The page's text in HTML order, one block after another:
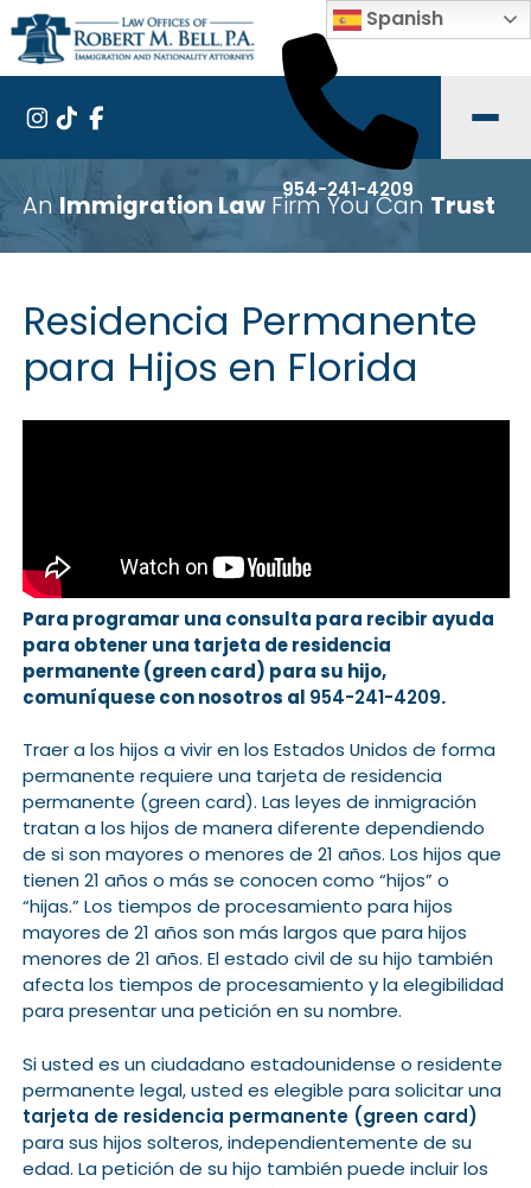
954-241-4209
Spanish
An Immigration LawFirm You Can Trust
Residencia Permanente
para Hijos en Florida
Para programar una consulta para recibir ayuda
para obtener una tarjeta de residencia
permanente (green card) para su hijo,
comuníquese con nosotros al 954-241-4209.
Traer a los hijos a vivir en los Estados Unidos de forma
permanente requiere una tarjeta de residencia
permanente (green card). Las leyes de inmigración
tratan a los hijos de manera diferente dependiendo
de si son mayores o menores de 21 años. Los hijos que
tienen 21 años o más se conocen como “hijos” o
“hijas.” Los tiempos de procesamiento para hijos
mayores de 21 años son más largos que para hijos
menores de 21 años. El estado civil de su hijo también
afecta los tiempos de procesamiento y la elegibilidad
para presentar una petición en su nombre.
Si usted es un ciudadano estadounidense o residente
permanente legal, usted es elegible para solicitar una
tarjeta de residencia permanente (green card)
para sus hijos solteros, independientemente de su
edad. La petición de su hijo también puede incluir los